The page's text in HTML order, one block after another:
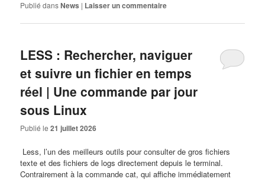
Publié dansNews | Laisser un commentaire
LESS : Rechercher, naviguer
et suivre un fichier en temps
réel | Une commande par jour
sous Linux
Publié le21 juillet 2026
​ Less, l’un des meilleurs outils pour consulter de gros fichiers
texte et des fichiers de logs directement depuis le terminal.
Contrairement à la commande cat, qui affiche immédiatement